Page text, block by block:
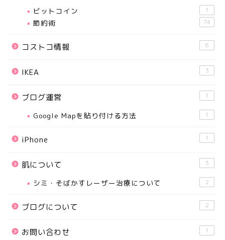
ビットコイン 1
節約術 74
コストコ情報 6
IKEA 3
ブログ運営 1
Google Mapを貼り付ける方法 1
iPhone 1
肌について 3
シミ・そばかすレーザー治療について 2
ブログについて 2
お問い合わせ 1